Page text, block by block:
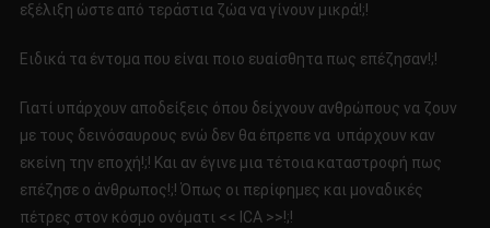
εξέλιξη ώστε από τεράστια ζώα να γίνουν μικρά!;!
Ειδικά τα έντομα που είναι ποιο ευαίσθητα πως επέζησαν!;!
Γιατί υπάρχουν αποδείξεις όπου δείχνουν ανθρώπους να ζουν
με τους δεινόσαυρους ενώ δεν θα έπρεπε να υπάρχουν καν
εκείνη την εποχή!;! Και αν έγινε μια τέτοια καταστροφή πως
επέζησε ο άνθρωπος!;! Όπως οι περίφημες και μοναδικές
πέτρες στον κόσμο ονόματι << ICA >>!;!